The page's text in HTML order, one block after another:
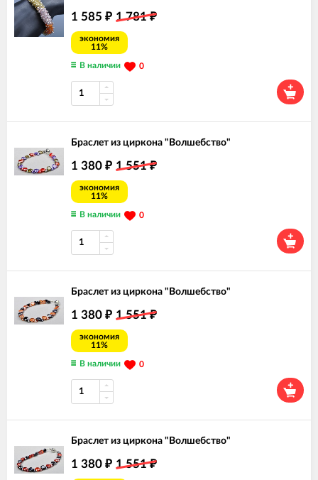
1 585 ₽ 1 781₽
экономия
11%
В наличии 0
Браслет из циркона "Волшебство"
1 380 ₽ 1 551₽
экономия
11%
В наличии 0
Браслет из циркона "Волшебство"
1 380 ₽ 1 551₽
экономия
11%
В наличии 0
Браслет из циркона "Волшебство"
1 380 ₽ 1 551₽